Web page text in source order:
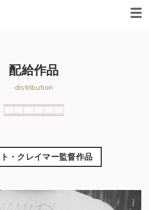
配給作品
distribution
・クレイマー監督作品